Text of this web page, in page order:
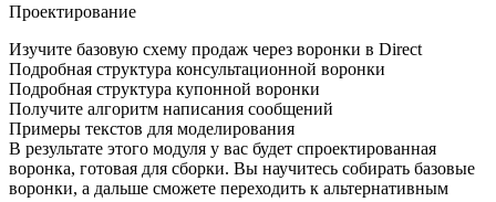
Проектирование
Изучите базовую схему продаж через воронки в Direct
Подробная структура консультационной воронки
Подробная структура купонной воронки
Получите алгоритм написания сообщений
Примеры текстов для моделирования
В результате этого модуля у вас будет спроектированная
воронка, готовая для сборки. Вы научитесь собирать базовые
воронки, а дальше сможете переходить к альтернативным